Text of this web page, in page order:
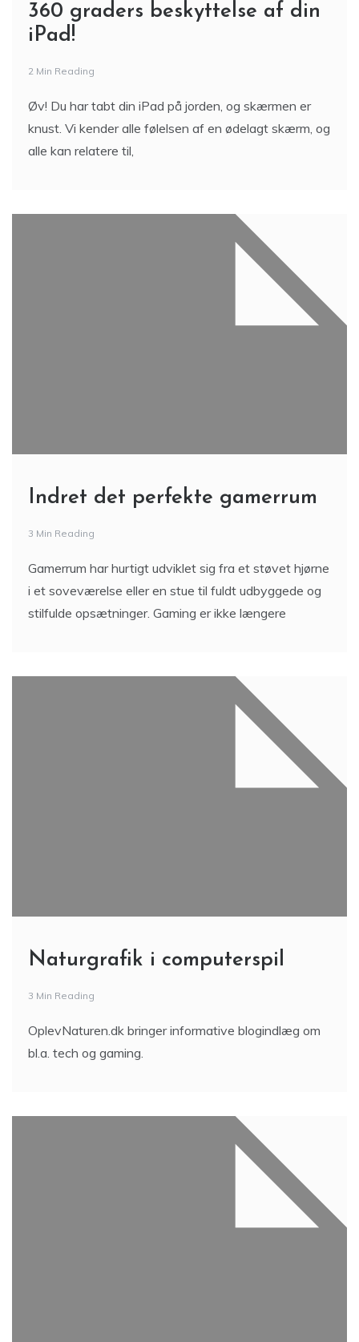
360 graders beskyttelse af din
iPad!
2 Min Reading
Øv! Du har tabt din iPad på jorden, og skærmen er
knust. Vi kender alle følelsen af en ødelagt skærm, og
alle kan relatere til,
Indret det perfekte gamerrum
3 Min Reading
Gamerrum har hurtigt udviklet sig fra et støvet hjørne
i et soveværelse eller en stue til fuldt udbyggede og
stilfulde opsætninger. Gaming er ikke længere
Naturgrafik i computerspil
3 Min Reading
OplevNaturen.dk bringer informative blogindlæg om
bl.a. tech og gaming.